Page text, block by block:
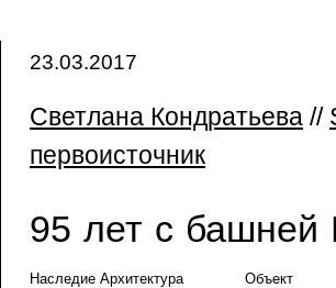
23.03.2017
Светлана Кондратьева //
первоисточник
95 лет с башней
Наследие Архитектура Объект